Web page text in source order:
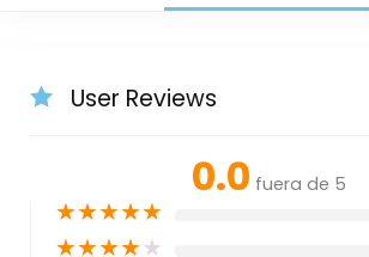
User Reviews
0.0 fuera de 5
★★★★★
★★★★★